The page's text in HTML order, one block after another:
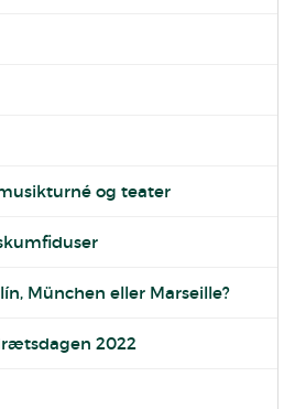
og teater
München eller Marseille?
2022